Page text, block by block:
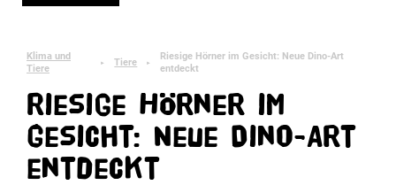
Klima und
Tiere
► Tiere ►
Riesige Hörner im Gesicht: Neue Dino-Art
entdeckt
Riesige Hörner im
Gesicht: Neue Dino-Art
entdeckt